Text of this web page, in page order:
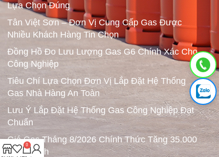
Lựa Chọn Đúng
Tân Việt Sơn – Đơn Vị Cung Cấp Gas Được
Nhiều Khách Hàng Tin Chọn
Đồng Hồ Đo Lưu Lượng Gas G6 Chính Xác Cho
Công Nghiệp
Tiêu Chí Lựa Chọn Đơn Vị Lắp Đặt Hệ Thống
Gas Nhà Hàng An Toàn
Lưu Ý Lắp Đặt Hệ Thống Gas Công Nghiệp Đạt
Chuẩn
Giá Gas Tháng 8/2026 Chính Thức Tăng 35.000
Đồng/Bình
0